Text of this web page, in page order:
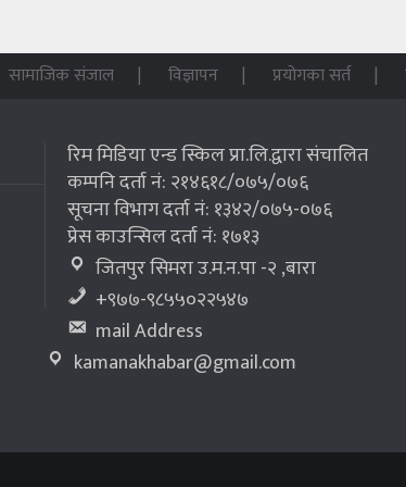
सामाजिक संजाल विज्ञापन प्रयोगका सर्त
रिम मिडिया एन्ड स्किल प्रा.लि.द्वारा संचालित
कम्पनि दर्ता नं: २१४६१८/०७५/०७६
सूचना विभाग दर्ता नं: १३४२/०७५-०७६
प्रेस काउन्सिल दर्ता नं: १७१३
जितपुर सिमरा उ.म.न.पा -२ ,बारा
+९७७-९८५५०२२५४७
mail Address
kamanakhabar@gmail.com